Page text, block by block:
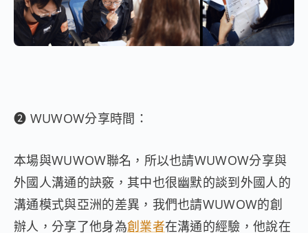
➋ WUWOW分享時間：
本場與WUWOW聯名，所以也請WUWOW分享與
外國人溝通的訣竅，其中也很幽默的談到外國人的
溝通模式與亞洲的差異， 我們也請WUWOW的創
辦人，分享了他身為創業者在溝通的經驗，他說在